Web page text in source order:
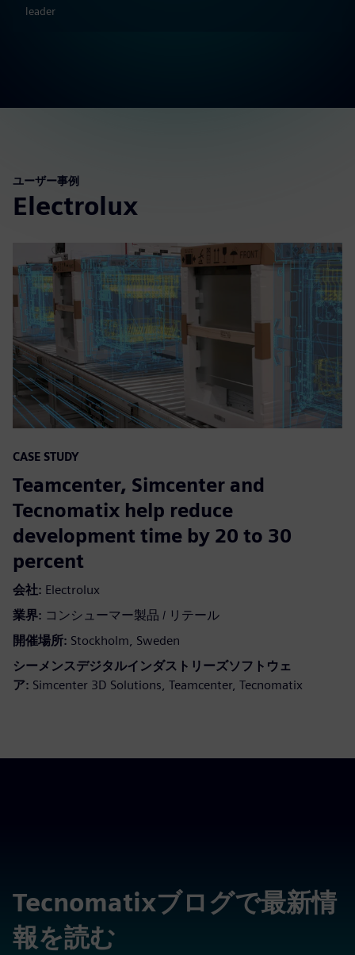
leader
ユーザー事例
Electrolux
CASE STUDY
Teamcenter, Simcenter and
Tecnomatix help reduce
development time by 20 to 30
percent
会社: Electrolux
業界: コンシューマー製品 / リテール
開催場所: Stockholm, Sweden
シーメンスデジタルインダストリーズソフトウェ
ア: Simcenter 3D Solutions, Teamcenter, Tecnomatix
Tecnomatixブログで最新情
報を読む